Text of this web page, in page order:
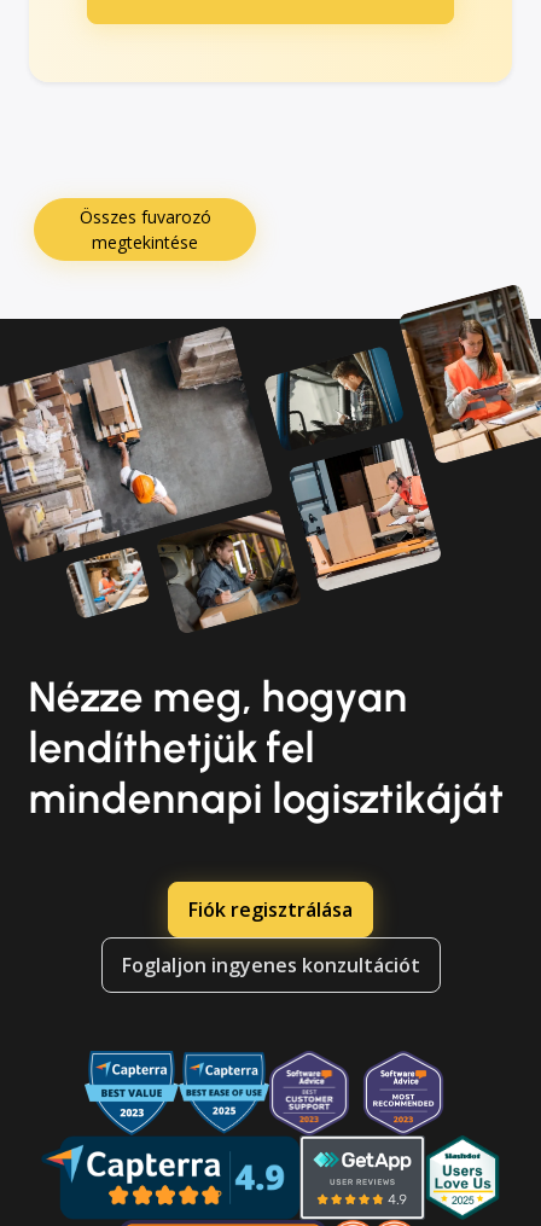
Összes fuvarozó
megtekintése
Nézze meg, hogyan
lendíthetjük fel
mindennapi logisztikáját
Fiók regisztrálása
Foglaljon ingyenes konzultációt